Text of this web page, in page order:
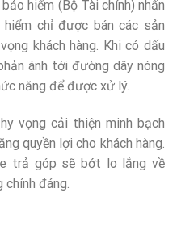
hiểm (Bộ Tài chính) nhấn
hiểm chỉ được bán các sản
khách hàng. Khi có dấu
ánh tới đường dây nóng
năng để được xử lý.
vọng cải thiện minh bạch
quyền lợi cho khách hàng.
trả góp sẽ bớt lo lắng về
chính đáng.